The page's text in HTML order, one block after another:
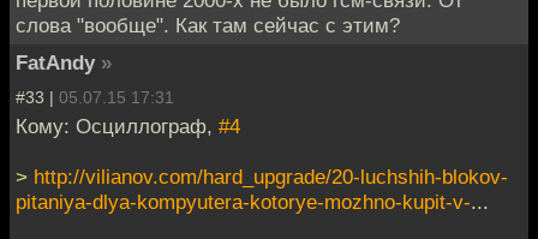
слова "вообще". Как там сейчас с этим?
FatAndy »
#33 | 05.07.15 17:31
Кому: Осциллограф, #4
> http://vilianov.com/hard_upgrade/20-luchshih-blokov-
pitaniya-dlya-kompyutera-kotorye-mozhno-kupit-v-...